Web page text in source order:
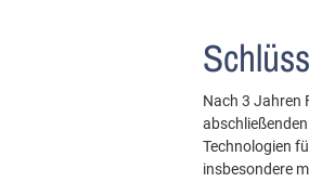
Nach 3 Jahren
Technologien
insbesondere